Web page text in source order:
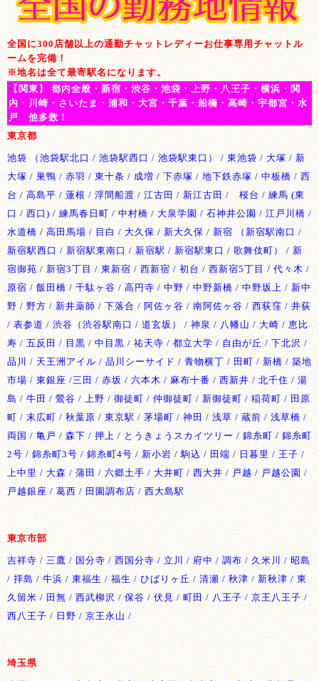
全国に300店舗以上の通勤チャットレディーお仕事専用チャットル
ームを完備！
※地名は全て最寄駅名になります。
【関東】 都内全般・新宿・渋谷・池袋・上野・八王子・横浜・関
内・川崎・さいたま・浦和・大宮・千葉・船橋・高崎・宇都宮・水
戸 他多数！
東京都
池袋 （池袋駅北口 / 池袋駅西口 / 池袋駅東口） / 東池袋 / 大塚 / 新
大塚 / 巣鴨 / 赤羽 / 東十条 / 成増 / 下赤塚 / 地下鉄赤塚 / 中板橋 / 西
台 / 高島平 / 蓮根 / 浮間船渡 / 江古田 / 新江古田 / 桜台 / 練馬 (東
口 / 西口) / 練馬春日町 / 中村橋 / 大泉学園 / 石神井公園 / 江戸川橋 /
水道橋 / 高田馬場 / 目白 / 大久保 / 新大久保 / 新宿 （新宿駅南口 /
新宿駅西口 / 新宿駅東南口 / 新宿駅 / 新宿駅東口 / 歌舞伎町） / 新
宿御苑 / 新宿3丁目 / 東新宿 / 西新宿 / 初台 / 西新宿5丁目 / 代々木 /
原宿 / 飯田橋 / 千駄ヶ谷 / 高円寺 / 中野 / 中野新橋 / 中野坂上 / 新中
野 / 野方 / 新井薬師 / 下落合 / 阿佐ヶ谷 / 南阿佐ヶ谷 / 西荻窪 / 井荻
/ 表参道 / 渋谷（渋谷駅南口 / 道玄坂） / 神泉 / 八幡山 / 大崎 / 恵比
寿 / 五反田 / 目黒 / 中目黒 / 祐天寺 / 都立大学 / 自由が丘 / 下北沢 /
品川 / 天王洲アイル / 品川シーサイド / 青物横丁 / 田町 / 新橋 / 築地
市場 / 東銀座 /三田 / 赤坂 / 六本木 / 麻布十番 / 西新井 / 北千住 / 湯
島 / 牛田 / 鶯谷 / 上野 / 御徒町 / 仲御徒町 / 新御徒町 / 稲荷町 / 田原
町 / 末広町 / 秋葉原 / 東京駅 / 茅場町 / 神田 / 浅草 / 蔵前 / 浅草橋 /
両国 / 亀戸 / 森下 / 押上 / とうきょうスカイツリー / 錦糸町 / 錦糸町
2号 / 錦糸町3号 / 錦糸町4号 / 新小岩 / 駒込 / 田端 / 日暮里 / 王子 /
上中里 / 大森 / 蒲田 / 六郷土手 / 大井町 / 西大井 / 戸越 / 戸越公園 /
戸越銀座 / 葛西 / 田園調布店 / 西大島駅
東京市部
吉祥寺 / 三鷹 / 国分寺 / 西国分寺 / 立川 / 府中 / 調布 / 久米川 / 昭島
/ 拝島 / 牛浜 / 東福生 / 福生 / ひばりヶ丘 / 清瀬 / 秋津 / 新秋津 / 東
久留米 / 田無 / 西武柳沢 / 保谷 / 伏見 / 町田 / 八王子 / 京王八王子 /
西八王子 / 日野 / 京王永山 /
埼玉県